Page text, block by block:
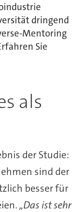
dringend
Mentoring
Sie
als
der Studie:
sind der
besser für
„Das ist sehr